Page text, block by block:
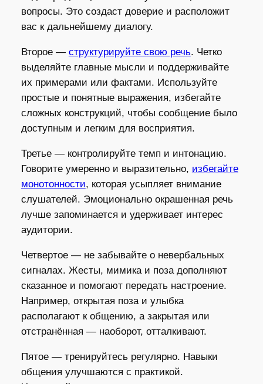
вопросы. Это создаст доверие и расположит
вас к дальнейшему диалогу.
Второе — структурируйте свою речь. Четко
выделяйте главные мысли и поддерживайте
их примерами или фактами. Используйте
простые и понятные выражения, избегайте
сложных конструкций, чтобы сообщение было
доступным и легким для восприятия.
Третье — контролируйте темп и интонацию.
Говорите умеренно и выразительно, избегайте
монотонности, которая усыпляет внимание
слушателей. Эмоционально окрашенная речь
лучше запоминается и удерживает интерес
аудитории.
Четвертое — не забывайте о невербальных
сигналах. Жесты, мимика и поза дополняют
сказанное и помогают передать настроение.
Например, открытая поза и улыбка
располагают к общению, а закрытая или
отстранённая — наоборот, отталкивают.
Пятое — тренируйтесь регулярно. Навыки
общения улучшаются с практикой.